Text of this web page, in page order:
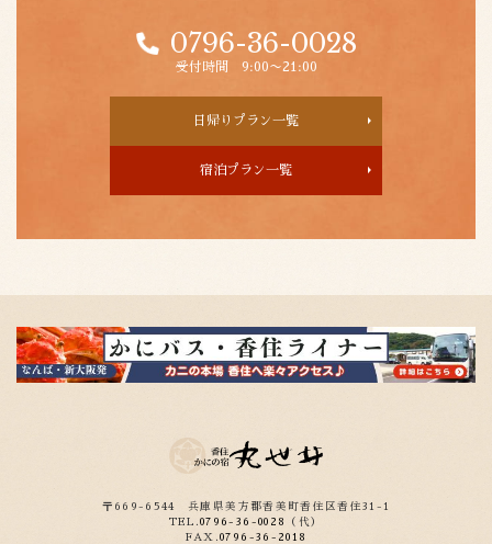
0796-36-0028
受付時間 9:00〜21:00
日帰りプラン一覧
宿泊プラン一覧
〒669-6544兵庫県美方郡香美町香住区香住31-1
TEL.0796-36-0028
（代）
FAX.0796-36-2018